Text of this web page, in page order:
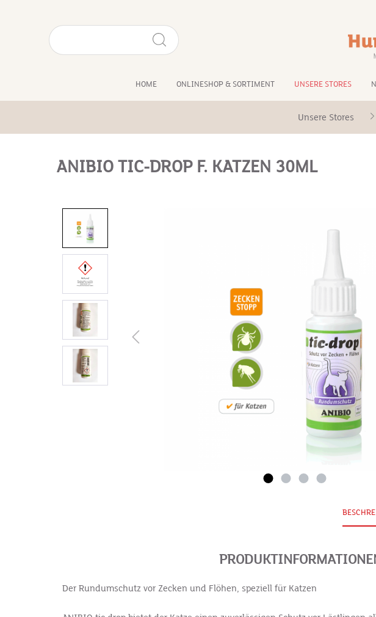
HOME ONLINESHOP & SORTIMENT UNSERE STORES
Unsere Stores
ANIBIO TIC-DROP F. KATZEN 30ML
Der Rundumschutz vor Zecken und Flöhen, speziell für Katzen